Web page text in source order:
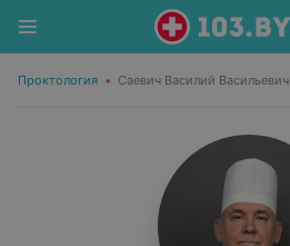
Проктология • Саевич Василий Васильевич